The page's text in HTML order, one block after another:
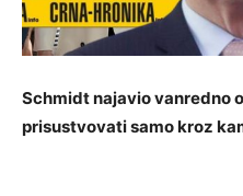
Schmidt najavio vanredno
prisustvovati samo kroz